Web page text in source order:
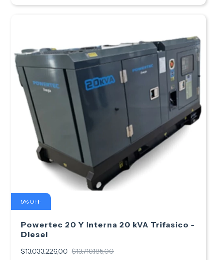
5% OFF
Powertec 20 Y Interna 20 kVA Trifasico -
Diesel
$13.033.226,00 $13.719.185,00